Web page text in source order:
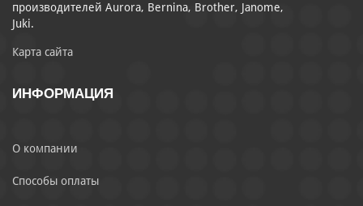
производителей Aurora, Bernina, Brother, Janome,
Juki.
Карта сайта
ИНФОРМАЦИЯ
О компании
Способы оплаты